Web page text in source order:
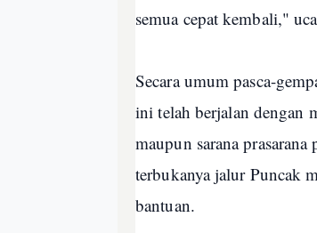
semua cepat kembali,"
Secara umum pasca-
ini telah berjalan dengan
maupun sarana
terbukanya jalur Puncak
bantuan.